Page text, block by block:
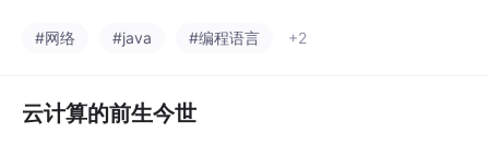
#网络
#java #编程语言 +2
云计算的前生今世